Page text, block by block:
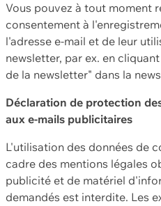
Vous pouvez à tout moment
consentement à
l'adresse e-mail et de leur
newsletter, par ex. en
de la newsletter" dans la
Déclaration de protection
aux e-mails publicitaires
L'utilisation des données de
cadre des mentions légales
publicité et de matériel
demandés est interdite. Les